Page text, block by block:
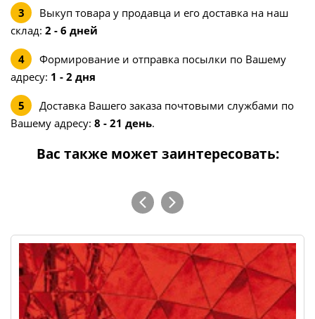
Выкуп товара у продавца и его доставка на наш
склад: 2 - 6 дней
Формирование и отправка посылки по Вашему
адресу: 1 - 2 дня
Доставка Вашего заказа почтовыми службами по
Вашему адресу: 8 - 21 день.
Вас также может заинтересовать: